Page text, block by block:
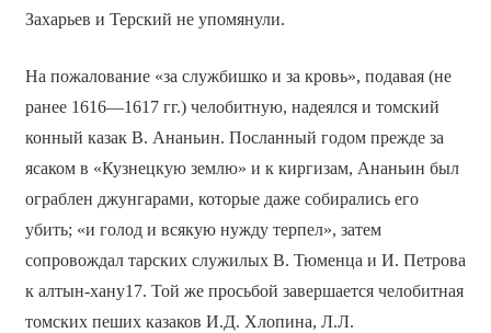
Захарьев и Терский не упомянули.
На пожалование «за службишко и за кровь», подавая (не
ранее 1616—1617 гг.) челобитную, надеялся и томский
конный казак В. Ананьин. Посланный годом прежде за
ясаком в «Кузнецкую землю» и к киргизам, Ананьин был
ограблен джунгарами, которые даже собирались его
убить; «и голод и всякую нужду терпел», затем
сопровождал тарских служилых В. Тюменца и И. Петрова
к алтын-хану17. Той же просьбой завершается челобитная
томских пеших казаков И.Д. Хлопина, Л.Л.